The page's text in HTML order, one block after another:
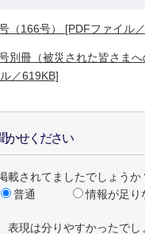
（166号） [PDFファイル
別冊（被災された皆さま
／619KB]
かせください
載されてましたでしょうか
普通 情報が足り
表現は分りやすかったでし